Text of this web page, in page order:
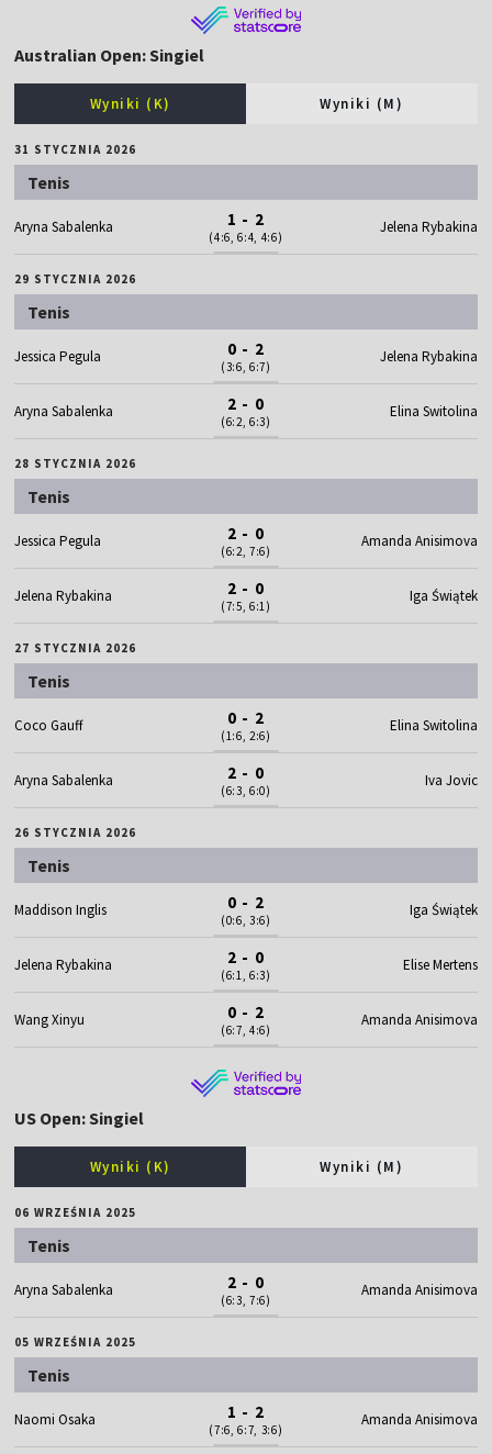
Australian Open: Singiel
Wyniki (K) Wyniki (M)
31 STYCZNIA 2026
Tenis
Aryna Sabalenka 1 - 2
(4:6, 6:4, 4:6)
Jelena Rybakina
29 STYCZNIA 2026
Tenis
Jessica Pegula 0 - 2
(3:6, 6:7)
Jelena Rybakina
Aryna Sabalenka 2 - 0
(6:2, 6:3)
Elina Switolina
28 STYCZNIA 2026
Tenis
Jessica Pegula 2 - 0
(6:2, 7:6)
Amanda Anisimova
Jelena Rybakina 2 - 0
(7:5, 6:1)
Iga Świątek
27 STYCZNIA 2026
Tenis
Coco Gauff 0 - 2
(1:6, 2:6)
Elina Switolina
Aryna Sabalenka 2 - 0
(6:3, 6:0)
Iva Jovic
26 STYCZNIA 2026
Tenis
Maddison Inglis 0 - 2
(0:6, 3:6)
Iga Świątek
Jelena Rybakina 2 - 0
(6:1, 6:3)
Elise Mertens
Wang Xinyu 0 - 2
(6:7, 4:6)
Amanda Anisimova
US Open: Singiel
Wyniki (K) Wyniki (M)
06 WRZEŚNIA 2025
Tenis
Aryna Sabalenka 2 - 0
(6:3, 7:6)
Amanda Anisimova
05 WRZEŚNIA 2025
Tenis
Naomi Osaka 1 - 2
(7:6, 6:7, 3:6)
Amanda Anisimova